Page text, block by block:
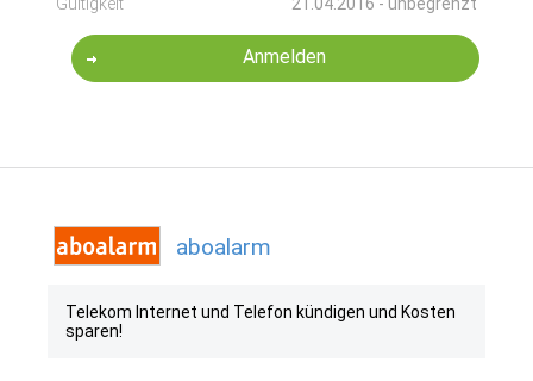
Anmelden
aboalarm
Telekom Internet und Telefon kündigen und Kosten
sparen!